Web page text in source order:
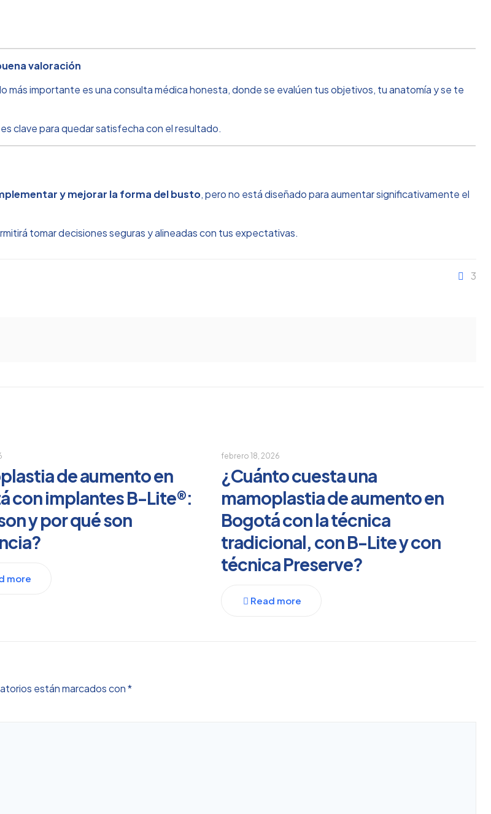
valoración
más importante es una consulta médica honesta, donde se evalúen tus objetivos, tu anatomía y se te
clave para quedar satisfecha con el resultado.
y mejorar la forma del busto, pero no está diseñado para aumentar significativamente el
tomar decisiones seguras y alineadas con tus expectativas.
3
de aumento en
con implantes B-Lite®:
y por qué son
more
febrero 18, 2026
¿Cuánto cuesta una
mamoplastia de aumento en
Bogotá con la técnica
tradicional, con B-Lite y con
técnica Preserve?
Read more
están marcados con*